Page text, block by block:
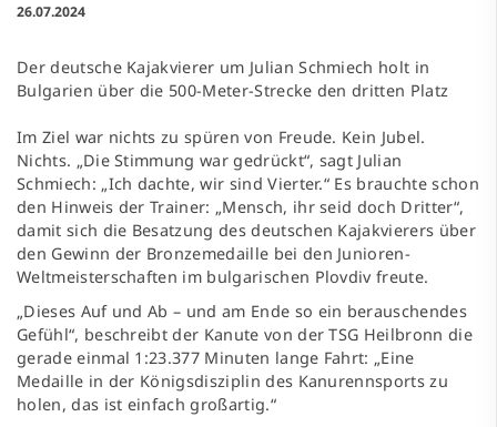
26.07.2024
Der deutsche Kajakvierer um Julian Schmiech holt in
Bulgarien über die 500-Meter-Strecke den dritten Platz
Im Ziel war nichts zu spüren von Freude. Kein Jubel.
Nichts. „Die Stimmung war gedrückt“, sagt Julian
Schmiech: „Ich dachte, wir sind Vierter.“ Es brauchte schon
den Hinweis der Trainer: „Mensch, ihr seid doch Dritter“,
damit sich die Besatzung des deutschen Kajakvierers über
den Gewinn der Bronzemedaille bei den Junioren-
Weltmeisterschaften im bulgarischen Plovdiv freute.
„Dieses Auf und Ab – und am Ende so ein berauschendes
Gefühl“, beschreibt der Kanute von der TSG Heilbronn die
gerade einmal 1:23.377 Minuten lange Fahrt: „Eine
Medaille in der Königsdisziplin des Kanurennsports zu
holen, das ist einfach großartig.“